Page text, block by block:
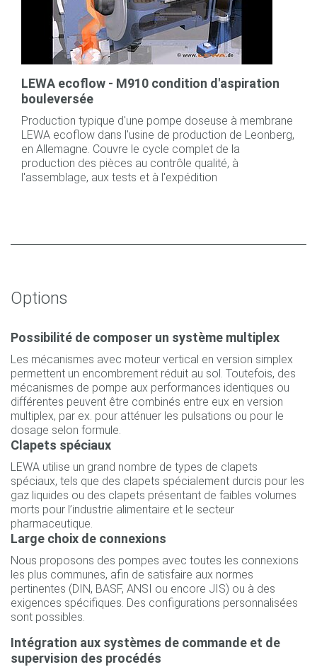
LEWA ecoflow - M910 condition d'aspiration
bouleversée
Production typique d'une pompe doseuse à membrane
LEWA ecoflow dans l'usine de production de Leonberg,
en Allemagne. Couvre le cycle complet de la
production des pièces au contrôle qualité, à
l'assemblage, aux tests et à l'expédition
Options
Possibilité de composer un système multiplex
Les mécanismes avec moteur vertical en version simplex
permettent un encombrement réduit au sol. Toutefois, des
mécanismes de pompe aux performances identiques ou
différentes peuvent être combinés entre eux en version
multiplex, par ex. pour atténuer les pulsations ou pour le
dosage selon formule.
Clapets spéciaux
LEWA utilise un grand nombre de types de clapets
spéciaux, tels que des clapets spécialement durcis pour les
gaz liquides ou des clapets présentant de faibles volumes
morts pour l’industrie alimentaire et le secteur
pharmaceutique.
Large choix de connexions
Nous proposons des pompes avec toutes les connexions
les plus communes, afin de satisfaire aux normes
pertinentes (DIN, BASF, ANSI ou encore JIS) ou à des
exigences spécifiques. Des configurations personnalisées
sont possibles.
Intégration aux systèmes de commande et de
supervision des procédés